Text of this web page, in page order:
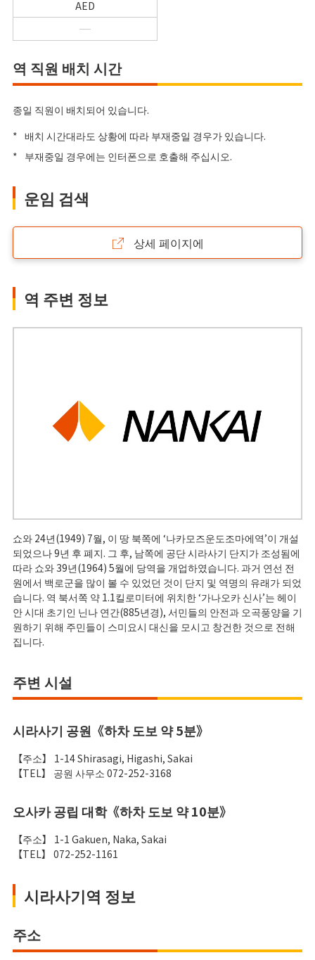
AED
역 직원 배치 시간
종일 직원이 배치되어 있습니다.
* 배치 시간대라도 상황에 따라 부재중일 경우가 있습니다.
* 부재중일 경우에는 인터폰으로 호출해 주십시오.
운임 검색
상세 페이지에
역 주변 정보
쇼와 24년(1949) 7월, 이 땅 북쪽에 ‘나카모즈운도조마에역’이 개설
되었으나 9년 후 폐지. 그 후, 남쪽에 공단 시라사기 단지가 조성됨에
따라 쇼와 39년(1964) 5월에 당역을 개업하였습니다. 과거 연선 전
원에서 백로군을 많이 볼 수 있었던 것이 단지 및 역명의 유래가 되었
습니다. 역 북서쪽 약 1.1킬로미터에 위치한 ‘가나오카 신사’는 헤이
안 시대 초기인 닌나 연간(885년경), 서민들의 안전과 오곡풍양을 기
원하기 위해 주민들이 스미요시 대신을 모시고 창건한 것으로 전해
집니다.
주변 시설
시라사기 공원《하차 도보 약 5분》
【주소】 1-14 Shirasagi, Higashi, Sakai
【TEL】 공원 사무소 072-252-3168
오사카 공립 대학《하차 도보 약 10분》
【주소】 1-1 Gakuen, Naka, Sakai
【TEL】 072-252-1161
시라사기역 정보
주소